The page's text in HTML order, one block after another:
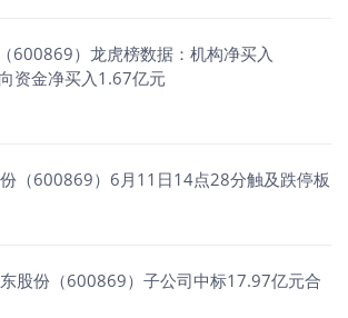
600869）龙虎榜数据：机构净买入
资金净买入1.67亿元
（600869）6月11日14点28分触及跌停板
股份（600869）子公司中标17.97亿元合